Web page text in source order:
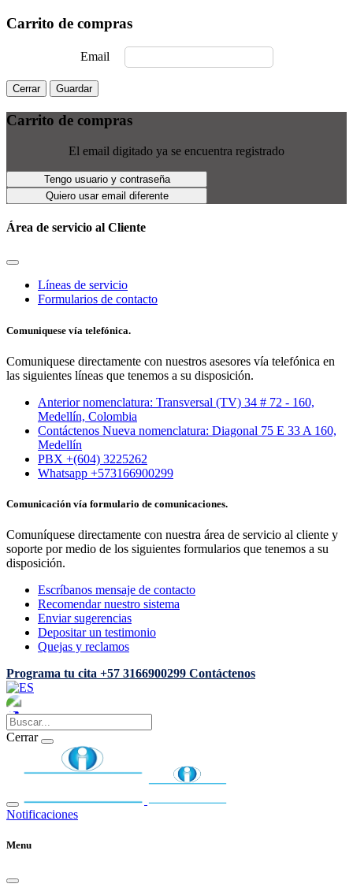
Carrito de compras
Email
Cerrar Guardar
Carrito de compras
El email digitado ya se encuentra registrado
Tengo usuario y contraseña
Quiero usar email diferente
Área de servicio al Cliente
Líneas de servicio
Formularios de contacto
Comuniquese vía telefónica.
Comuniquese directamente con nuestros asesores vía telefónica en
las siguientes líneas que tenemos a su disposición.
Anterior nomenclatura: Transversal (TV) 34 # 72 - 160,
Medellín, Colombia
Contáctenos Nueva nomenclatura: Diagonal 75 E 33 A 160,
Medellín
PBX +(604) 3225262
Whatsapp +573166900299
Comunicación vía formulario de comunicaciones.
Comuníquese directamente con nuestra área de servicio al cliente y
soporte por medio de los siguientes formularios que tenemos a su
disposición.
Escríbanos mensaje de contacto
Recomendar nuestro sistema
Enviar sugerencias
Depositar un testimonio
Quejas y reclamos
Programa tu cita +57 3166900299 Contáctenos
Cerrar
Notificaciones
Menu